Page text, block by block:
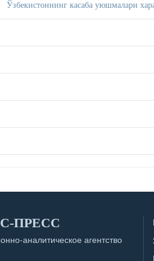
Ўзбекистоннинг касаба уюшмалари
ПРЕСС
аналитическое агентство